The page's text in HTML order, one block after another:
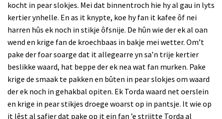
kocht in pear slokjes. Mei dat binnentroch hie hy al gau in lyts
kertier ynhelle. En as it knypte, koe hy fan it kafee ôf nei
harren hûs ek noch in stikje ôfsnije. De hûn wie der ek al oan
wend en krige fan de kroechbaas in bakje mei wetter. Om’t
pake der foar soarge dat it allegearre yn sa’n trije kertier
beslikke waard, hat beppe der ek nea wat fan murken. Pake
krige de smaak te pakken en bûten in pear slokjes om waard
der ek noch in gehakbal opiten. Ek Torda waard net oerslein
en krige in pear stikjes droege woarst op in pantsje. It wie op
it lêst al safier dat pake op it ein fan ’e strjitte Torda al